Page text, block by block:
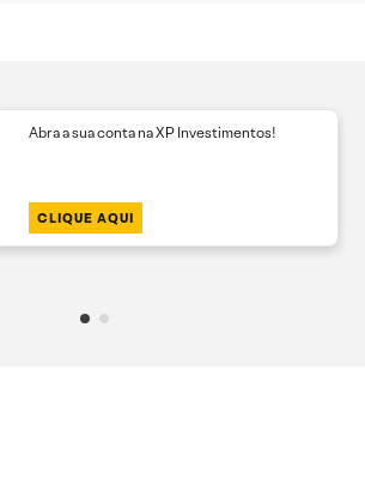
Abra a sua conta na XP Investimentos!
CLIQUE AQUI